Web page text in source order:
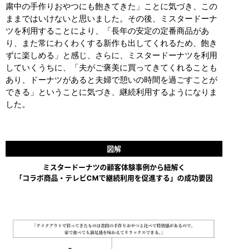
粛中の手作りおやつにも飽きてきた」ことに気づき、この
ままではいけないと思いました。その後、ミスタードーナ
ツを利用することにより、「長年の安定の定番商品があ
り、また常にわくわくする新作も出してくれるため、飽き
ずに楽しめる」と感じ、さらに、ミスタードーナツを利用
していくうちに、「夫がご褒美に買ってきてくれることも
あり、ドーナツがあると夫婦で憩いの時間を過ごすことが
できる」ということに気づき、継続利用するようになりま
した。
図解
ミスタードーナツの顧客体験事例から紐解く
「コラボ商品・テレビCMで継続利用を促進する」の成功要因